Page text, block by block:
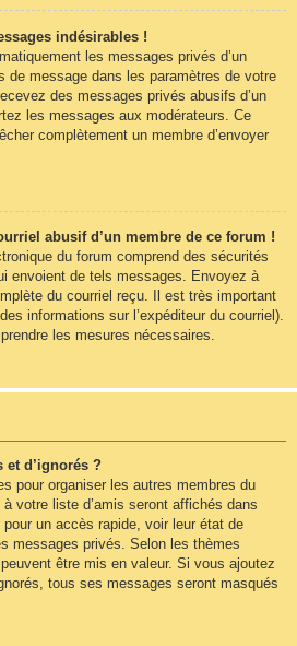
indésirables !
les messages privés d’un
de message dans les paramètres de votre
des messages privés abusifs d’un
les messages aux modérateurs. Ce
complètement un membre d’envoyer
abusif d’un membre de ce forum !
du forum comprend des sécurités
envoient de tels messages. Envoyez à
du courriel reçu. Il est très important
informations sur l’expéditeur du courriel).
les mesures nécessaires.
et d’ignorés ?
pour organiser les autres membres du
votre liste d’amis seront affichés dans
pour un accès rapide, voir leur état de
messages privés. Selon les thèmes
être mis en valeur. Si vous ajoutez
tous ses messages seront masqués